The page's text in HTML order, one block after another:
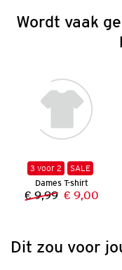
Wordt vaak
3 voor 2
SALE
Dames T-shirt
Vorige prijs:
€ 9,99 Nieuwe prijs:
€ 9,00
Dit zou voor